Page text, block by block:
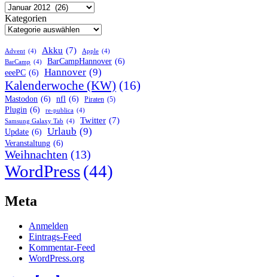
Kategorien
Advent (4) Akku (7) Apple (4)
BarCamp (4) BarCampHannover (6)
eeePC (6) Hannover (9)
Kalenderwoche (KW) (16)
Mastodon (6) nfl (6) Piraten (5)
Plugin (6) re-publica (4)
Samsung Galaxy Tab (4) Twitter (7)
Update (6) Urlaub (9)
Veranstaltung (6)
Weihnachten (13)
WordPress(44)
Meta
Anmelden
Eintrags-Feed
Kommentar-Feed
WordPress.org